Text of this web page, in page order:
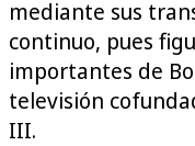
mediante sus
continuo, pues
importantes de
televisión
III.